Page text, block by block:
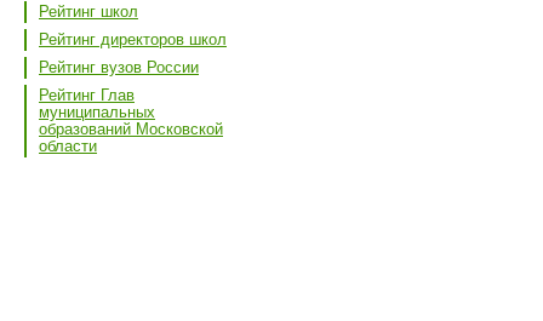
Рейтинг школ
Рейтинг директоров школ
Рейтинг вузов России
Рейтинг Глав
муниципальных
образований Московской
области